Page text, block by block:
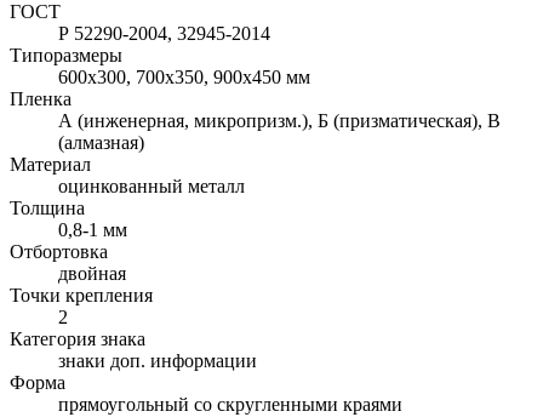
ГОСТ
Р 52290-2004, 32945-2014
Типоразмеры
600х300, 700х350, 900х450 мм
Пленка
А (инженерная, микропризм.), Б (призматическая), В
(алмазная)
Материал
оцинкованный металл
Толщина
0,8-1 мм
Отбортовка
двойная
Точки крепления
2
Категория знака
знаки доп. информации
Форма
прямоугольный со скругленными краями